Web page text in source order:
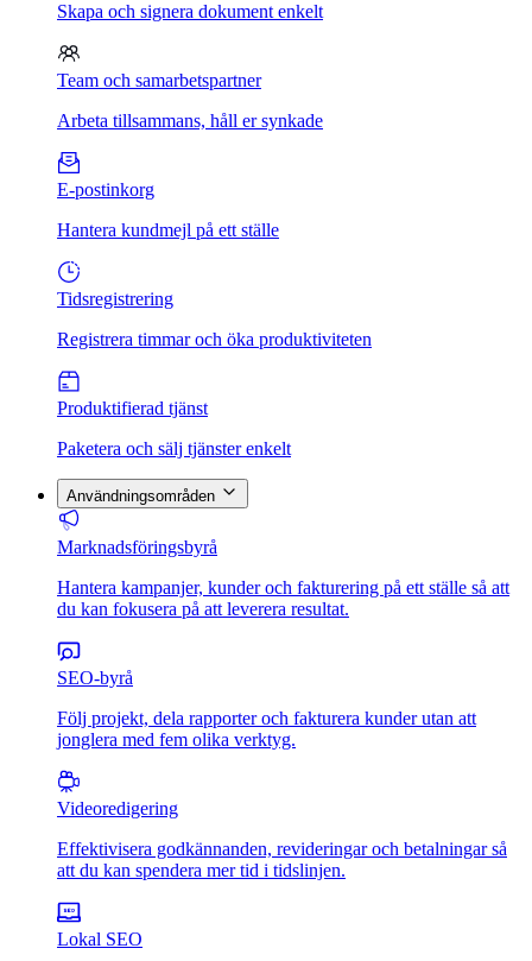
Skapa och signera dokument enkelt
Team och samarbetspartner
Arbeta tillsammans, håll er synkade
E-postinkorg
Hantera kundmejl på ett ställe
Tidsregistrering
Registrera timmar och öka produktiviteten
Produktifierad tjänst
Paketera och sälj tjänster enkelt
Användningsområden
Marknadsföringsbyrå
Hantera kampanjer, kunder och fakturering på ett ställe så att
du kan fokusera på att leverera resultat.
SEO-byrå
Följ projekt, dela rapporter och fakturera kunder utan att
jonglera med fem olika verktyg.
Videoredigering
Effektivisera godkännanden, revideringar och betalningar så
att du kan spendera mer tid i tidslinjen.
Lokal SEO